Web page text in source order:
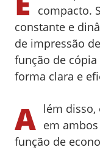
compacto.
constante e
de impressão
função de
forma clara e
A lém disso,
em
função de